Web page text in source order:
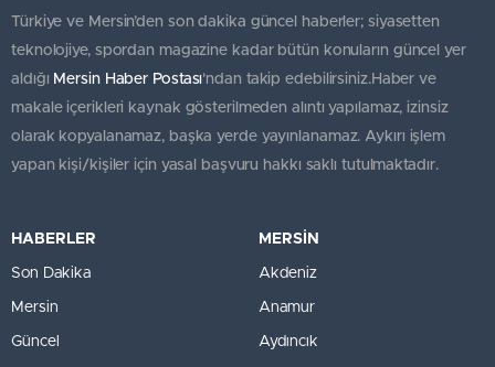
Türkiye ve Mersin’den son dakika güncel haberler; siyasetten
teknolojiye, spordan magazine kadar bütün konuların güncel yer
aldığı Mersin Haber Postası'ndan takip edebilirsiniz.Haber ve
makale içerikleri kaynak gösterilmeden alıntı yapılamaz, izinsiz
olarak kopyalanamaz, başka yerde yayınlanamaz. Aykırı işlem
yapan kişi/kişiler için yasal başvuru hakkı saklı tutulmaktadır.
HABERLER
Son Dakika
Mersin
Güncel
MERSİN
Akdeniz
Anamur
Aydıncık